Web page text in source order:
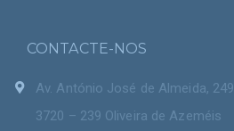
CONTACTE-NOS
Av. António José de Almeida, 249
3720 – 239 Oliveira de Azeméis